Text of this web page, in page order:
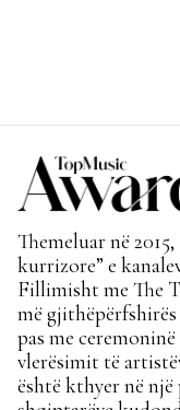
Themeluar në
kurrizore” e
Fillimisht me The
më
pas me
vlerësimit të
është kthyer në